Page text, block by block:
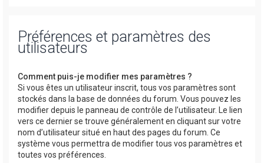
Préférences et paramètres des
utilisateurs
Comment puis-je modifier mes paramètres ?
Si vous êtes un utilisateur inscrit, tous vos paramètres sont
stockés dans la base de données du forum. Vous pouvez les
modifier depuis le panneau de contrôle de l’utilisateur. Le lien
vers ce dernier se trouve généralement en cliquant sur votre
nom d’utilisateur situé en haut des pages du forum. Ce
système vous permettra de modifier tous vos paramètres et
toutes vos préférences.